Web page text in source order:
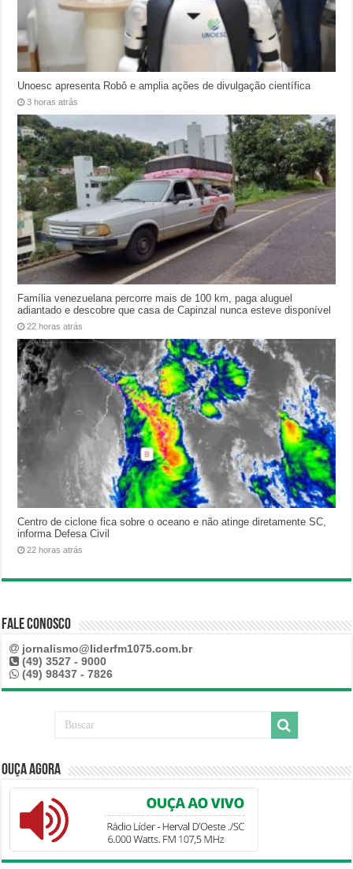
Unoesc apresenta Robô e amplia ações de divulgação científica
3 horas atrás
Família venezuelana percorre mais de 100 km, paga aluguel
adiantado e descobre que casa de Capinzal nunca esteve disponível
22 horas atrás
Centro de ciclone fica sobre o oceano e não atinge diretamente SC,
informa Defesa Civil
22 horas atrás
Fale Conosco
jornalismo@liderfm1075.com.br
(49) 3527 - 9000
(49) 98437 - 7826
Ouça Agora